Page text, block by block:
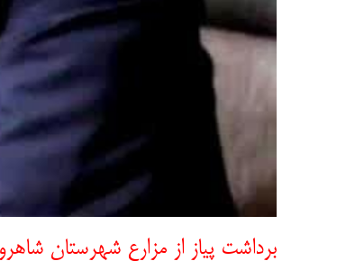
برداشت پیاز از مزارع شهرستان